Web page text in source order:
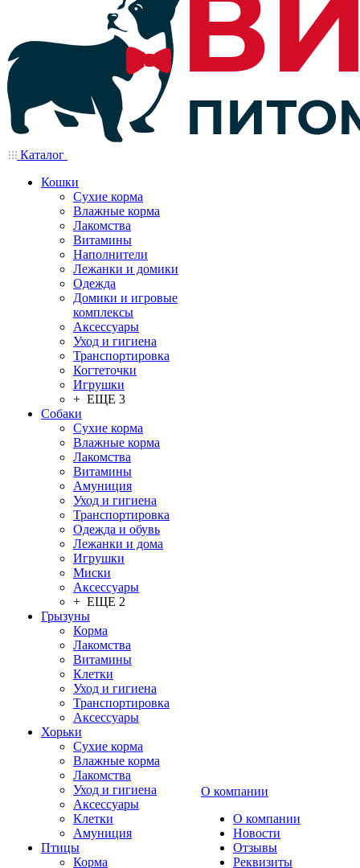
Каталог
Кошки
Сухие корма
Влажные корма
Лакомства
Витамины
Наполнители
Лежанки и домики
Одежда
Домики и игровые
комплексы
Аксессуары
Уход и гигиена
Транспортировка
Когтеточки
Игрушки
+ ЕЩЕ 3
Собаки
Сухие корма
Влажные корма
Лакомства
Витамины
Амуниция
Уход и гигиена
Транспортировка
Одежда и обувь
Лежанки и дома
Игрушки
Миски
Аксессуары
+ ЕЩЕ 2
Грызуны
Корма
Лакомства
Витамины
Клетки
Уход и гигиена
Транспортировка
Аксессуары
Хорьки
Сухие корма
Влажные корма
Лакомства
Уход и гигиена
Аксессуары
Клетки
Амуниция
Птицы
Корма
О компании
О компании
Новости
Отзывы
Реквизиты